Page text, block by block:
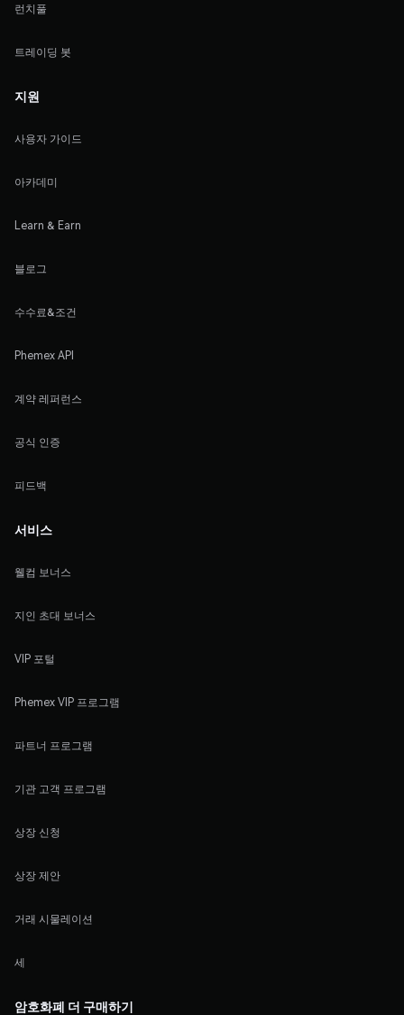
런치풀
트레이딩 봇
지원
사용자 가이드
아카데미
Learn & Earn
블로그
수수료&조건
Phemex API
계약 레퍼런스
공식 인증
피드백
서비스
웰컴 보너스
지인 초대 보너스
VIP 포털
Phemex VIP 프로그램
파트너 프로그램
기관 고객 프로그램
상장 신청
상장 제안
거래 시물레이션
세
암호화폐 더 구매하기